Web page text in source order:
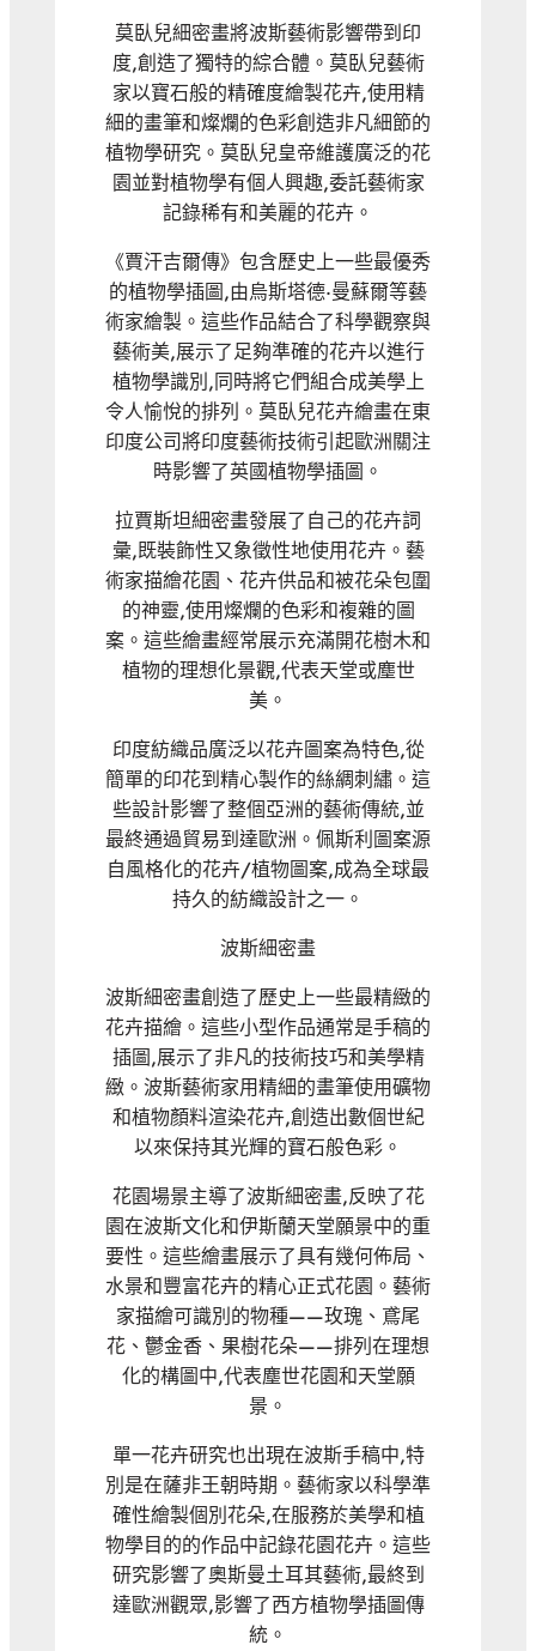
莫臥兒細密畫將波斯藝術影響帶到印
度,創造了獨特的綜合體。莫臥兒藝術
家以寶石般的精確度繪製花卉,使用精
細的畫筆和燦爛的色彩創造非凡細節的
植物學研究。莫臥兒皇帝維護廣泛的花
園並對植物學有個人興趣,委託藝術家
記錄稀有和美麗的花卉。
《賈汗吉爾傳》包含歷史上一些最優秀
的植物學插圖,由烏斯塔德·曼蘇爾等藝
術家繪製。這些作品結合了科學觀察與
藝術美,展示了足夠準確的花卉以進行
植物學識別,同時將它們組合成美學上
令人愉悅的排列。莫臥兒花卉繪畫在東
印度公司將印度藝術技術引起歐洲關注
時影響了英國植物學插圖。
拉賈斯坦細密畫發展了自己的花卉詞
彙,既裝飾性又象徵性地使用花卉。藝
術家描繪花園、花卉供品和被花朵包圍
的神靈,使用燦爛的色彩和複雜的圖
案。這些繪畫經常展示充滿開花樹木和
植物的理想化景觀,代表天堂或塵世
美。
印度紡織品廣泛以花卉圖案為特色,從
簡單的印花到精心製作的絲綢刺繡。這
些設計影響了整個亞洲的藝術傳統,並
最終通過貿易到達歐洲。佩斯利圖案源
自風格化的花卉/植物圖案,成為全球最
持久的紡織設計之一。
波斯細密畫
波斯細密畫創造了歷史上一些最精緻的
花卉描繪。這些小型作品通常是手稿的
插圖,展示了非凡的技術技巧和美學精
緻。波斯藝術家用精細的畫筆使用礦物
和植物顏料渲染花卉,創造出數個世紀
以來保持其光輝的寶石般色彩。
花園場景主導了波斯細密畫,反映了花
園在波斯文化和伊斯蘭天堂願景中的重
要性。這些繪畫展示了具有幾何佈局、
水景和豐富花卉的精心正式花園。藝術
家描繪可識別的物種——玫瑰、鳶尾
花、鬱金香、果樹花朵——排列在理想
化的構圖中,代表塵世花園和天堂願
景。
單一花卉研究也出現在波斯手稿中,特
別是在薩非王朝時期。藝術家以科學準
確性繪製個別花朵,在服務於美學和植
物學目的的作品中記錄花園花卉。這些
研究影響了奧斯曼土耳其藝術,最終到
達歐洲觀眾,影響了西方植物學插圖傳
統。